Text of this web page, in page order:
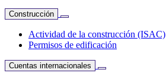
Construcción
Actividad de la construcción (ISAC)
Permisos de edificación
Cuentas internacionales